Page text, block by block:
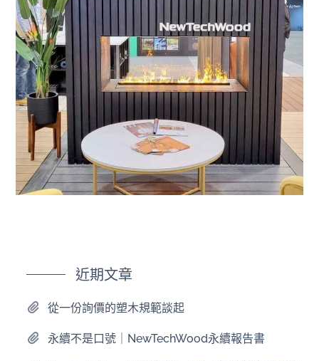
近期文章
從一份詢價的塑木規範談起
永續不是口號｜NewTechWood永續報告書